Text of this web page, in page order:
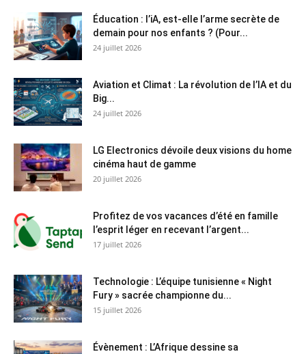
Éducation : l’iA, est-elle l’arme secrète de
demain pour nos enfants ? (Pour...
24 juillet 2026
Aviation et Climat : La révolution de l’IA et du
Big...
24 juillet 2026
LG Electronics dévoile deux visions du home
cinéma haut de gamme
20 juillet 2026
Profitez de vos vacances d’été en famille
l’esprit léger en recevant l’argent...
17 juillet 2026
Technologie : L’équipe tunisienne « Night
Fury » sacrée championne du...
15 juillet 2026
Évènement : L’Afrique dessine sa